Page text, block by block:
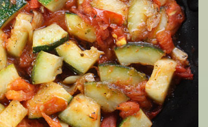
cùng 50ml nước vào nồi. Đóng nắp, kho
khoảng 5-8 phút.
chay kho ra đĩa và thưởng thức.
chay đơn giản vớiBí ngòi-cà chua
trong một thời gian ngắn, bí ngòi đã
vào rất nhiều món ăn. Nhờ công dụng